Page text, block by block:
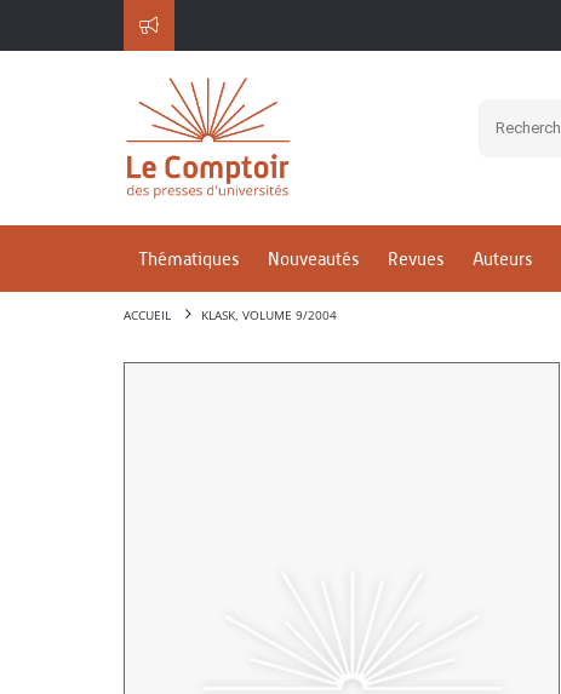
Thématiques Nouveautés Revues Auteurs
ACCUEIL KLASK, VOLUME 9/2004